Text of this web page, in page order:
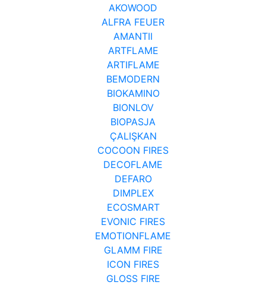
AKOWOOD
ALFRA FEUER
AMANTII
ARTFLAME
ARTIFLAME
BEMODERN
BIOKAMINO
BIONLOV
BIOPASJA
ÇALIŞKAN
COCOON FIRES
DECOFLAME
DEFARO
DIMPLEX
ECOSMART
EVONIC FIRES
EMOTIONFLAME
GLAMM FIRE
ICON FIRES
GLOSS FIRE